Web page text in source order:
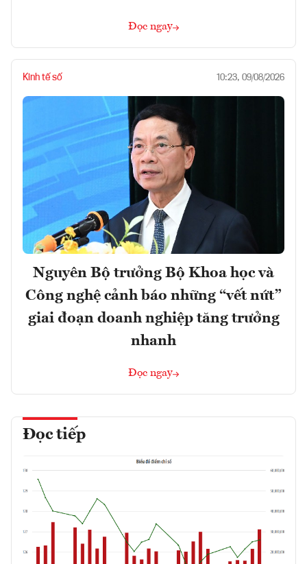
Đọc ngay
Kinh tế số 10:23, 09/08/2026
Nguyên Bộ trưởng Bộ Khoa học và
Công nghệ cảnh báo những “vết nứt”
giai đoạn doanh nghiệp tăng trưởng
nhanh
Đọc ngay
Đọc tiếp